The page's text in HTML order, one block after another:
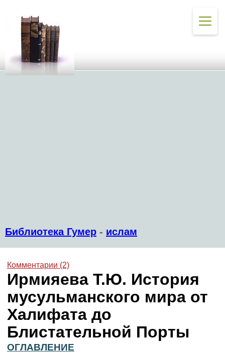
Библиотека Гумер - ислам
Комментарии (2)
Ирмияева Т.Ю. История
мусульманского мира от
Халифата до
Блистательной Порты
ОГЛАВЛЕНИЕ